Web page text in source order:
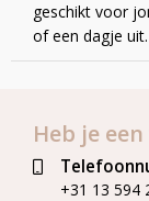
geschikt voor
of een dagje uit.
Heb je
+31 13 594